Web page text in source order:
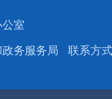
办公室
务服务局 联系方